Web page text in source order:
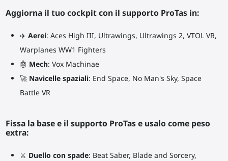
Aggiorna il tuo cockpit con il supporto ProTas in:
✈️ Aerei: Aces High III, Ultrawings, Ultrawings 2, VTOL VR,
Warplanes WW1 Fighters
🤖 Mech: Vox Machinae
🚀 Navicelle spaziali: End Space, No Man's Sky, Space
Battle VR
Fissa la base e il supporto ProTas e usalo come peso
extra:
⚔ Duello con spade: Beat Saber, Blade and Sorcery,